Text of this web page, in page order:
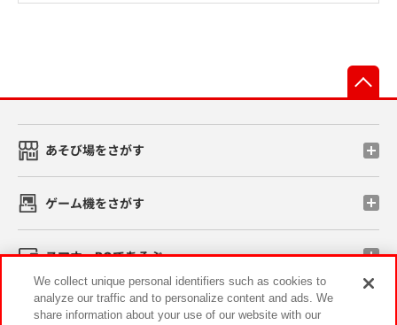
あそび場をさがす
ゲーム機をさがす
スマホ・PCであそぶ
イベント・キャンペーン
We collect unique personal identifiers such as cookies to
analyze our traffic and to personalize content and ads. We
share information about your use of our website with our